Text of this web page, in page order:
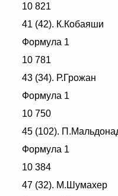
10 821
41 (42). К.Кобаяши
Формула 1
10 781
43 (34). Р.Грожан
Формула 1
10 750
45 (102).
Формула 1
10 384
47 (32). М.Шумахер